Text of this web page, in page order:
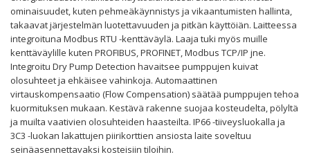
ominaisuudet, kuten pehmeäkäynnistys ja vikaantumisten hallinta,
takaavat järjestelmän luotettavuuden ja pitkän käyttöiän. Laitteessa
integroituna Modbus RTU -kenttäväylä. Laaja tuki myös muille
kenttäväylille kuten PROFIBUS, PROFINET, Modbus TCP/IP jne.
Integroitu Dry Pump Detection havaitsee pumppujen kuivat
olosuhteet ja ehkäisee vahinkoja. Automaattinen
virtauskompensaatio (Flow Compensation) säätää pumppujen tehoa
kuormituksen mukaan. Kestävä rakenne suojaa kosteudelta, pölyltä
ja muilta vaativien olosuhteiden haasteilta. IP66 -tiiveysluokalla ja
3C3 -luokan lakattujen piirikorttien ansiosta laite soveltuu
seinäasennettavaksi kosteisiin tiloihin.